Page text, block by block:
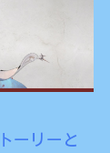
ーリーと